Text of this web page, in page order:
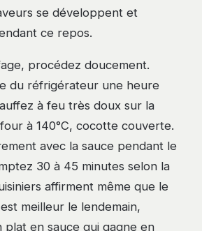
se développent et
ce repos.
procédez doucement.
du réfrigérateur une heure
à feu très doux sur la
à 140°C, cocotte couverte.
avec la sauce pendant le
30 à 45 minutes selon la
affirment même que le
meilleur le lendemain,
en sauce qui gagne en